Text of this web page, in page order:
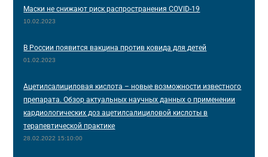
Маски не снижают риск распространения COVID-19
10.02.2023
В России появится вакцина против ковида для детей
01.02.2023
Ацетилсалициловая кислота – новые возможности известного
препарата. Обзор актуальных научных данных о применении
кардиологических доз ацетилсалициловой кислоты в
терапевтической практике
28.02.2022 15:10:00